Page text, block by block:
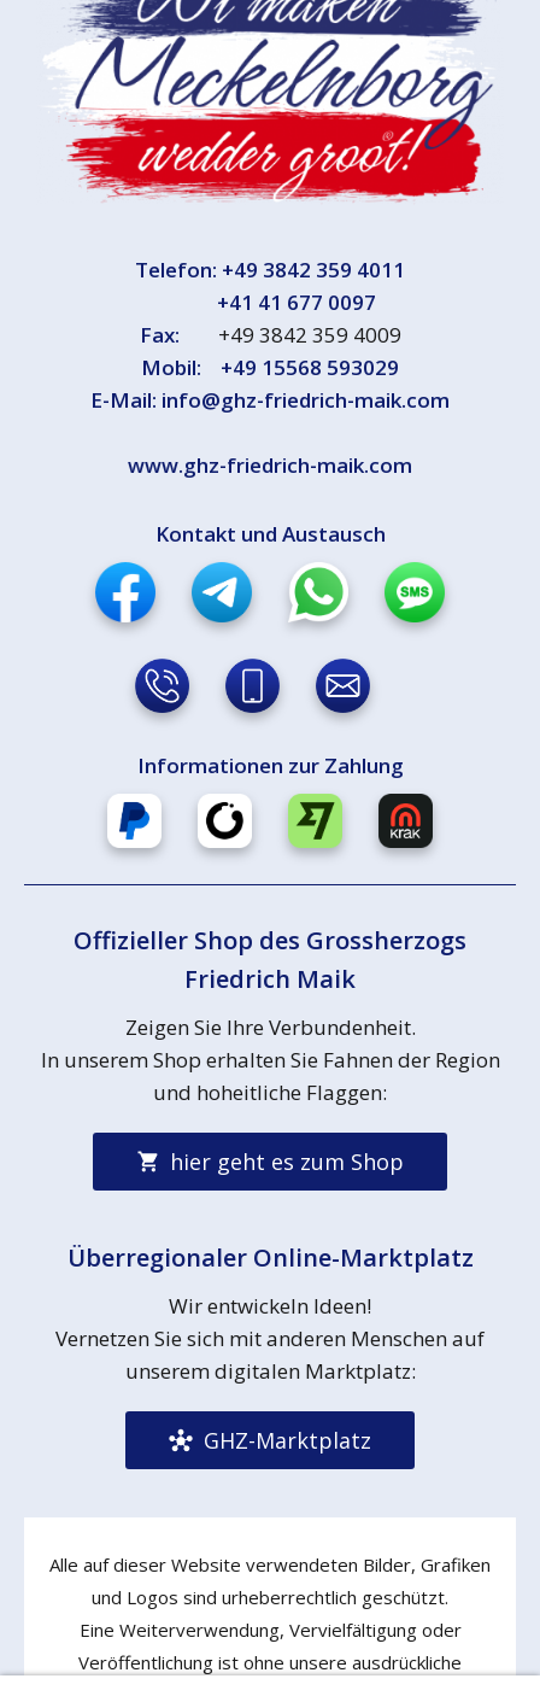
Telefon: +49 3842 359 4011
+41 41 677 0097
Fax: +49 3842 359 4009
Mobil:
+49 15568 593029
E-Mail: info@ghz-friedrich-maik.com
www.ghz-friedrich-maik.com
Kontakt und Austausch
Informationen zur Zahlung
Offizieller Shop des Grossherzogs
Friedrich Maik
Zeigen Sie Ihre Verbundenheit.
In unserem Shop erhalten Sie Fahnen der Region
und hoheitliche Flaggen:
hier geht es zum Shop
Überregionaler Online-Marktplatz
Wir entwickeln Ideen!
Vernetzen Sie sich mit anderen Menschen auf
unserem digitalen Marktplatz:
GHZ-Marktplatz
Alle auf dieser Website verwendeten Bilder, Grafiken
und Logos sind urheberrechtlich geschützt.
Eine Weiterverwendung, Vervielfältigung oder
Veröffentlichung ist ohne unsere ausdrückliche